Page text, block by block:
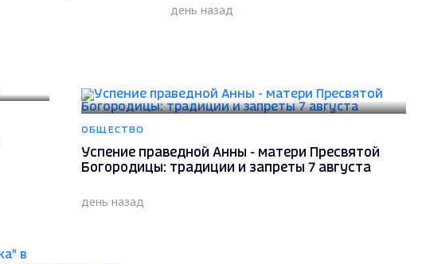
день назад
ОБЩЕСТВО
Успение праведной Анны - матери Пресвятой
Богородицы: традиции и запреты 7 августа
день назад